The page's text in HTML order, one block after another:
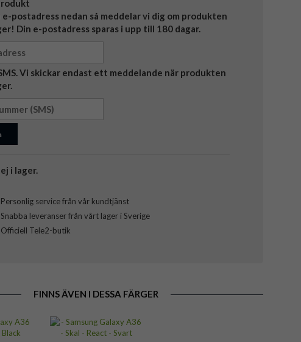
postadress nedan så meddelar vi dig om produkten
Din e-postadress sparas i upp till 180 dagar.
Vi skickar endast ett meddelande när produkten
i lager.
Personlig service från vår kundtjänst
Snabba leveranser från vårt lager i Sverige
Officiell Tele2-butik
FINNS ÄVEN I DESSA FÄRGER